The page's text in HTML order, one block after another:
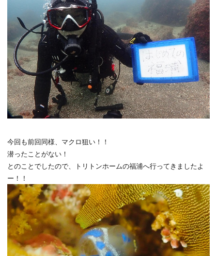
今回も前回同様、マクロ狙い！！
潜ったことがない！
とのことでしたので、トリトンホームの福浦へ行ってきましたよ
ー！！